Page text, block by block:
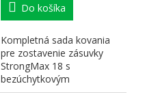
Do košíka
Kompletná sada kovania
pre zostavenie zásuvky
StrongMax 18 s
bezúchytkovým
otváraním" "PUSH". Nutné